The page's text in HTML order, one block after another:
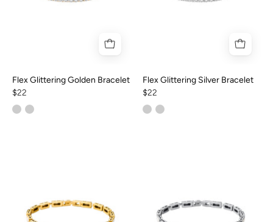
Flex Glittering Golden Bracelet
$22
Flex Glittering Silver Bracelet
$22